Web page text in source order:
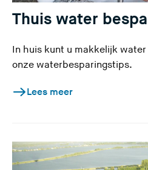
Thuis water
In huis kunt u makkelijk
onze waterbesparingstips.
Lees meer